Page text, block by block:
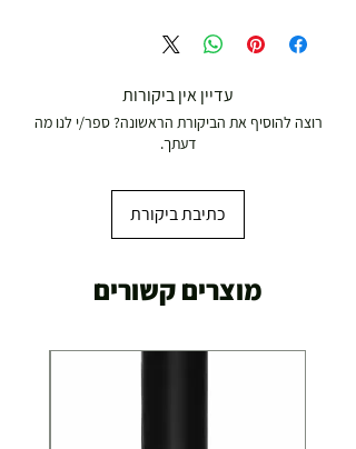
19.00 ₪
משלוח מהיר עד הבית ( עד 20 ק"ג)
תוספת התקנה למכשירי כושר / מתקני חצר ושולחנות
עדיין אין ביקורות
רוצה להוסיף את הביקורת הראשונה? ספר/י לנו מה
דעתך.
כתיבת ביקורת
מוצרים קשורים